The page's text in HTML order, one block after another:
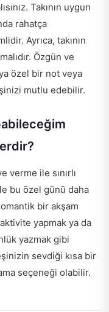
Takının uygun
rahatça
Ayrıca, takının
Özgün ve
özel bir not veya
mutlu edebilir.
verme ile sınırlı
bu özel günü daha
bir akşam
yapmak ya da
yazmak gibi
sevdiği kısa bir
seçeneği olabilir.